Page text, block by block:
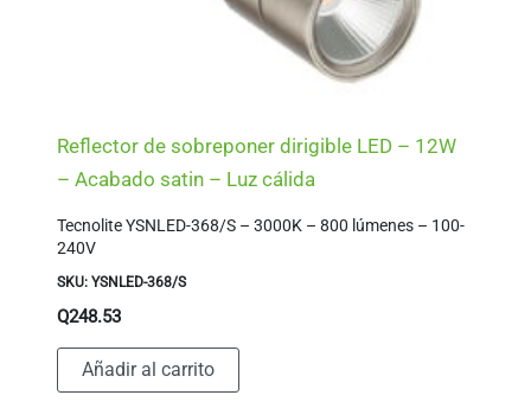
Reflector de sobreponer dirigible LED – 12W
– Acabado satin – Luz cálida
Tecnolite YSNLED-368/S – 3000K – 800 lúmenes – 100-
240V
SKU: YSNLED-368/S
Q248.53
Añadir al carrito